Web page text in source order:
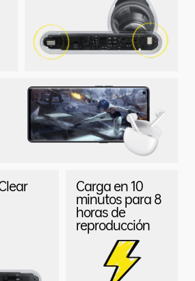
Carga en 10
minutos para 8
horas de
reproducción